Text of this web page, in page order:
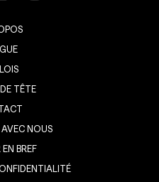
TÊTE
NOUS
EN BREF